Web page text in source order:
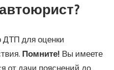
ДТП для оценки
Помните! Вы имеете
от дачи пояснений до